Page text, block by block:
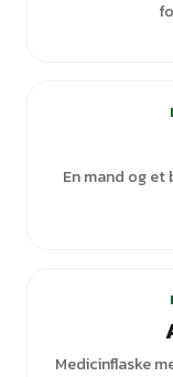
En mand og
Medicinflaske